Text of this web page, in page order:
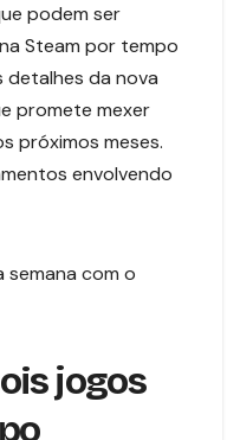
podem ser
Steam por tempo
detalhes da nova
promete mexer
próximos meses.
envolvendo
semana com o
jogos